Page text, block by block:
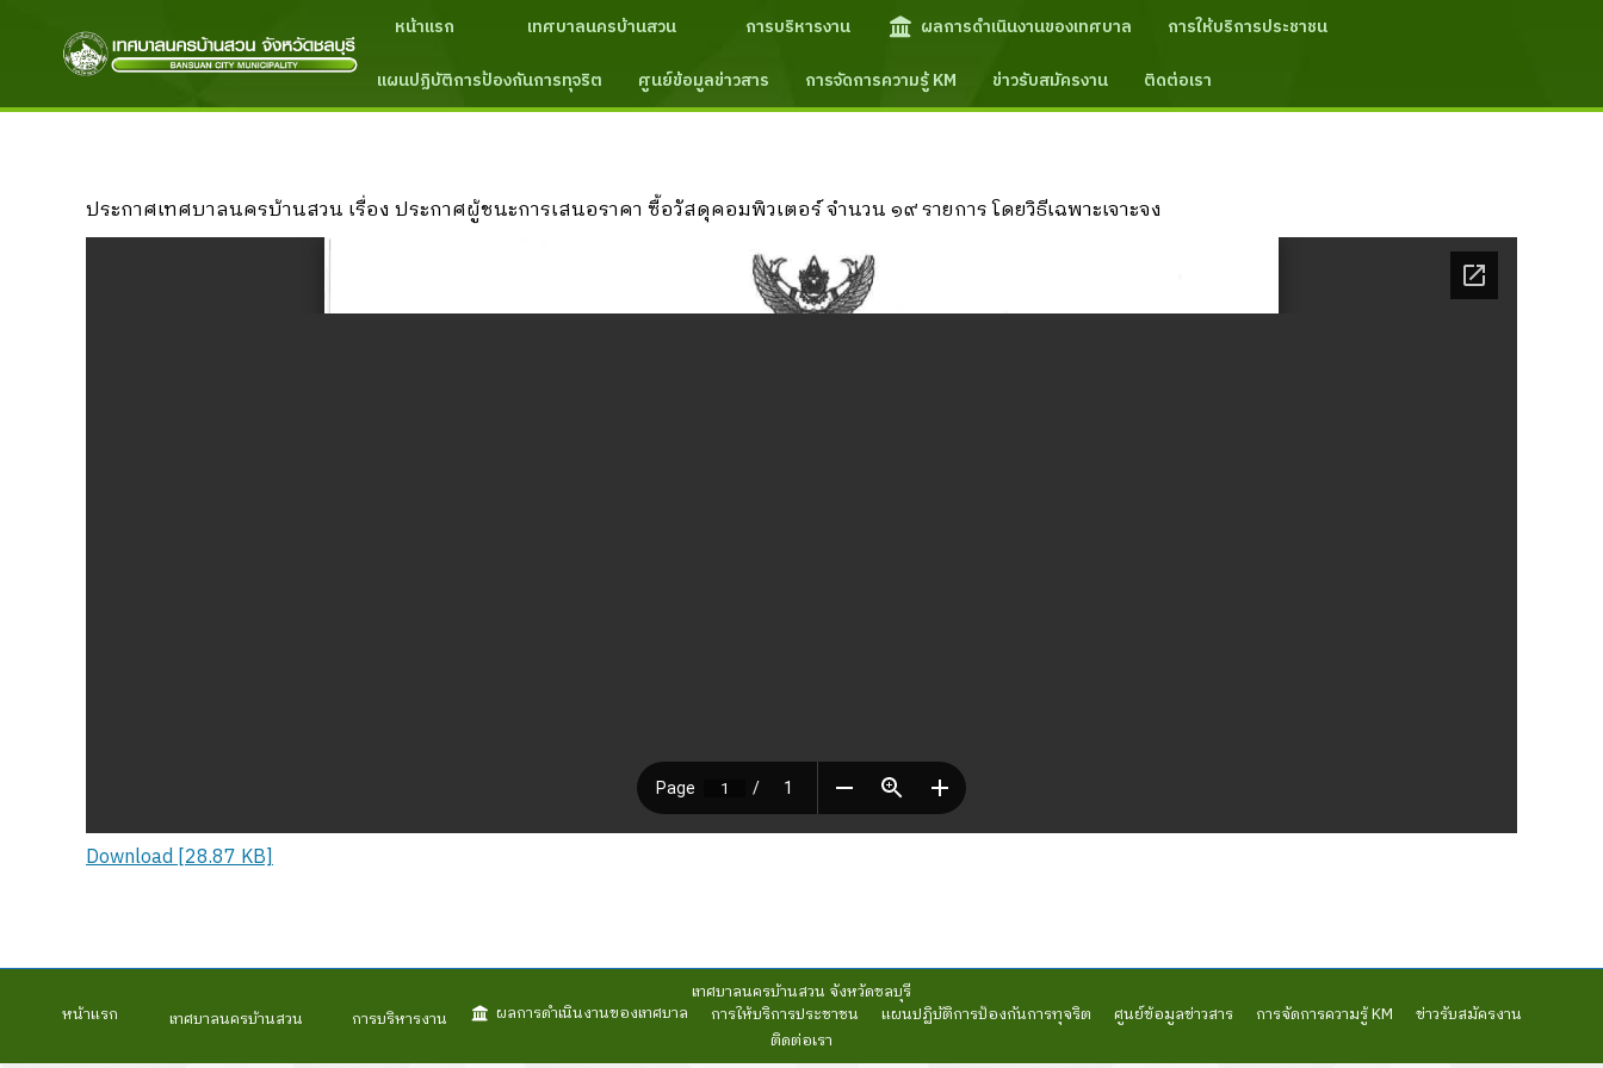
หน้าแรก เทศบาลนครบ้านสวน การบริหารงาน ผลการดำเนินงานของเทศบาล
การให้บริการประชาชน
แผนปฏิบัติการป้องกันการทุจริต
ศูนย์ข้อมูลข่าวสาร การจัดการความรู้ KM ข่าวรับสมัครงาน ติดต่อเรา
ประกาศเทศบาลนครบ้านสวน เรื่อง ประกาศผู้ชนะการเสนอราคา ซื้อวัสดุคอมพิวเตอร์ จำนวน ๑๙ รายการ โดยวิธีเฉพาะเจาะจง
Download [28.87 KB]
เทศบาลนครบ้านสวน จังหวัดชลบุรี
หน้าแรก
เทศบาลนครบ้านสวน การบริหารงาน ผลการดำเนินงานของเทศบาล การให้บริการประชาชน แผนปฏิบัติการป้องกันการทุจริต ศูนย์ข้อมูลข่าวสาร การจัดการความรู้ KM
ข่าวรับสมัครงาน
ติดต่อเรา